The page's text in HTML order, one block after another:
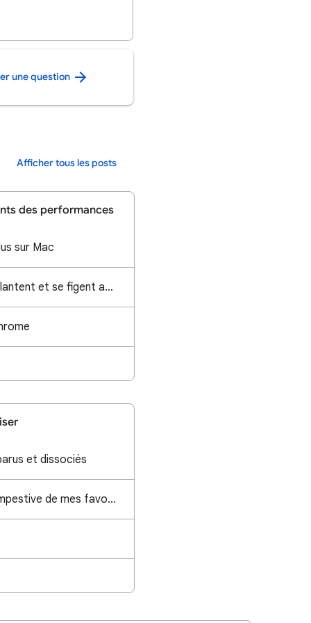
une question
Afficher tous les posts
des performances
sur Mac
Mes pages chrome plantent et se figent après 10min d'utilisation
et dissociés
Synchronisation intempestive de mes favoris sur un compte tier...